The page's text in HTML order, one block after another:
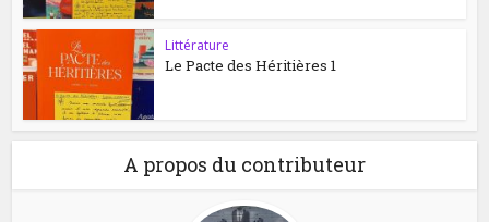
Littérature
Le Pacte des Héritières 1
A propos du contributeur